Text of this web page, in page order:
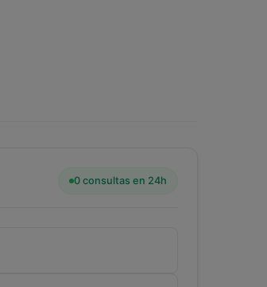
0 consultas en 24h